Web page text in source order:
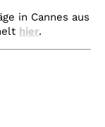
in Cannes aus
hier.